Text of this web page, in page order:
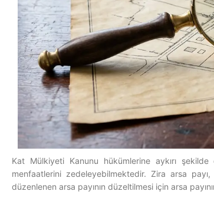
Kat Mülkiyeti Kanunu hükümlerine aykırı
menfaatlerini zedeleyebilmektedir. Zira arsa
düzenlenen arsa payının düzeltilmesi için arsa